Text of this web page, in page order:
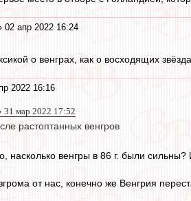
02 апр 2022 16:24
о венграх, как о восходящих
2022 16:16
31 мар 2022 17:52
растоптанных венгров
насколько венгры в 86 г. были
от нас, конечно же Венгрия